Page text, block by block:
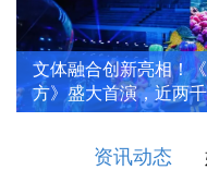
文体融合创新亮相！
方》盛大首演，近两
资讯动态